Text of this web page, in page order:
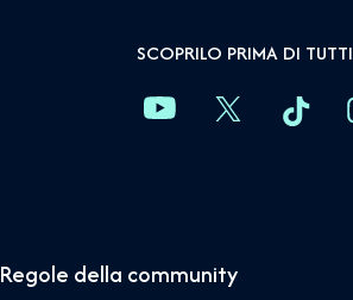
SCOPRILO PRIMA DI TUTTI
Regole della community